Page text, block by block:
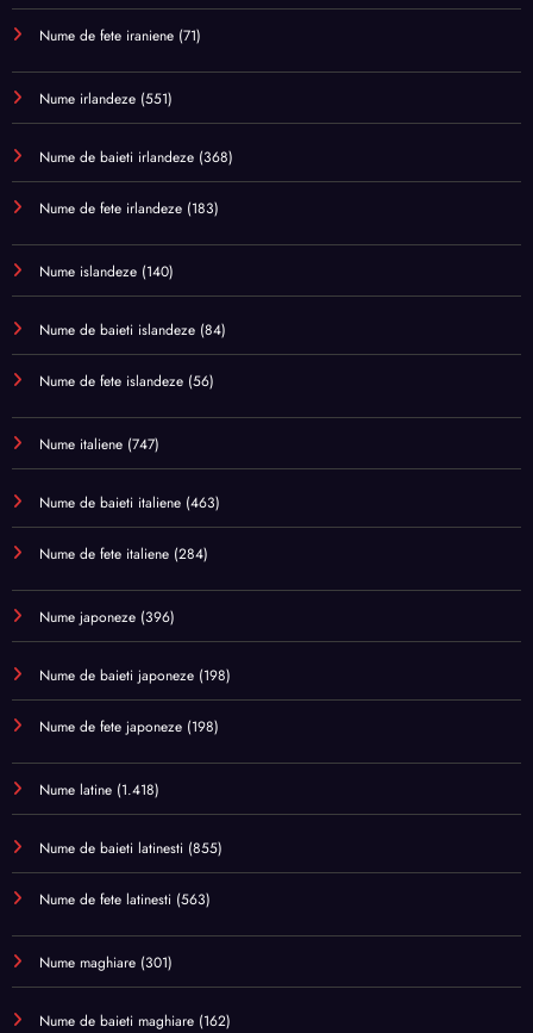
Nume de fete iraniene (71)
Nume irlandeze (551)
Nume de baieti irlandeze (368)
Nume de fete irlandeze (183)
Nume islandeze (140)
Nume de baieti islandeze (84)
Nume de fete islandeze (56)
Nume italiene (747)
Nume de baieti italiene (463)
Nume de fete italiene (284)
Nume japoneze (396)
Nume de baieti japoneze (198)
Nume de fete japoneze (198)
Nume latine (1.418)
Nume de baieti latinesti (855)
Nume de fete latinesti (563)
Nume maghiare (301)
Nume de baieti maghiare (162)